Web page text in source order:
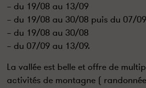
– du 19/08 au 13/09
– du 19/08 au 30/08 puis du 07/
– du 19/08 au 30/08
– du 07/09 au 13/09.
La vallée est belle et offre de
activités de montagne (